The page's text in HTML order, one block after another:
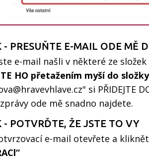
- PRESUŇTE E-MAIL ODE MĚ
e-mail našli v některé ze
HO přetažením myší do
si PŘIDEJTE
ode mě snadno najdete.
- POTVRĎTE, ŽE JSTE TO VY
e-mail otevřete a